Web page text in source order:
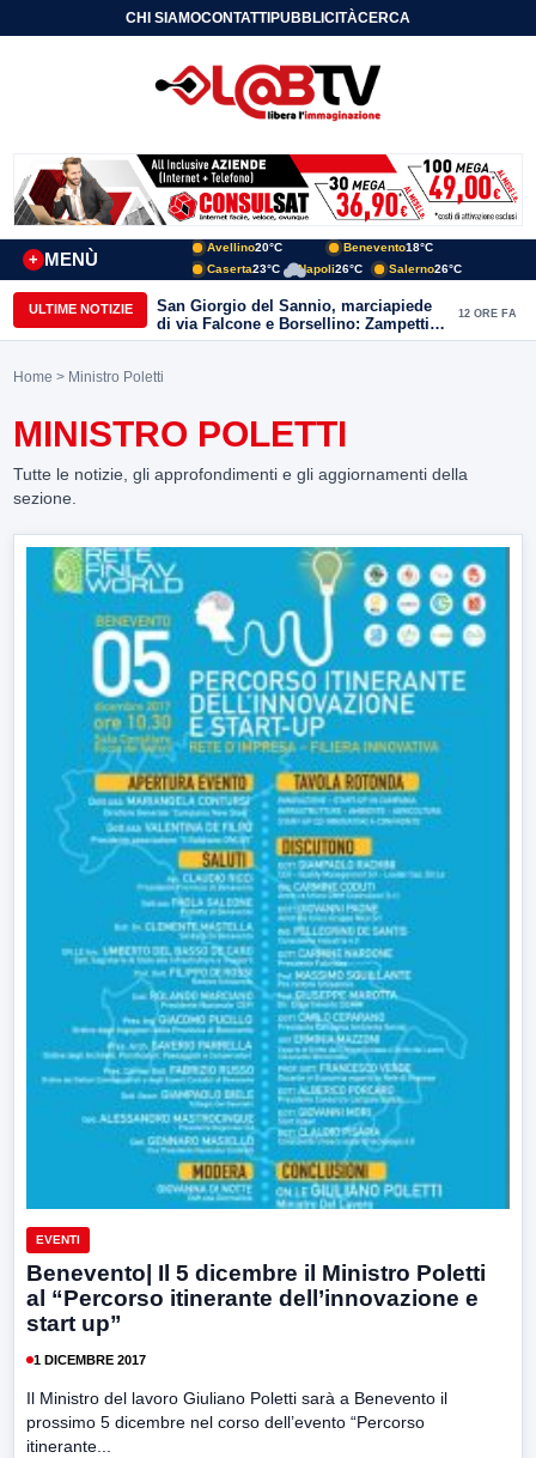
CHI SIAMOCONTATTIPUBBLICITÀCERCA
MENÙ
+
Avellino20°C Benevento18°C
Caserta23°C Napoli26°C Salerno26°C
ULTIME NOTIZIE
San Giorgio del Sannio, marciapiede
di via Falcone e Borsellino: Zampetti e
Lombardi replicano alle polemiche
12 ORE FA
Home > Ministro Poletti
MINISTRO POLETTI
Tutte le notizie, gli approfondimenti e gli aggiornamenti della
sezione.
EVENTI
Benevento| Il 5 dicembre il Ministro Poletti
al “Percorso itinerante dell’innovazione e
start up”
1 DICEMBRE 2017
Il Ministro del lavoro Giuliano Poletti sarà a Benevento il
prossimo 5 dicembre nel corso dell’evento “Percorso
itinerante...